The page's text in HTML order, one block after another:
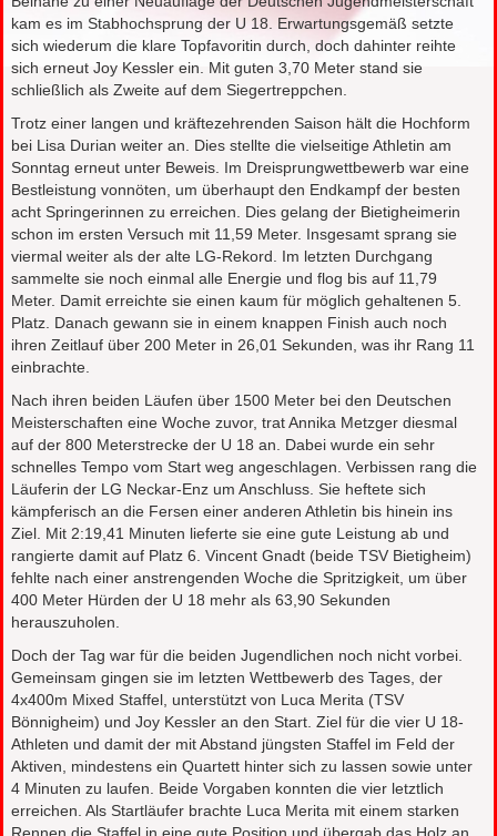
kam es im Stabhochsprung der U 18. Erwartungsgemäß setzte
sich wiederum die klare Topfavoritin durch, doch dahinter reihte
sich erneut Joy Kessler ein. Mit guten 3,70 Meter stand sie
schließlich als Zweite auf dem Siegertreppchen.
Trotz einer langen und kräftezehrenden Saison hält die Hochform
bei Lisa Durian weiter an. Dies stellte die vielseitige Athletin am
Sonntag erneut unter Beweis. Im Dreisprungwettbewerb war eine
Bestleistung vonnöten, um überhaupt den Endkampf der besten
acht Springerinnen zu erreichen. Dies gelang der Bietigheimerin
schon im ersten Versuch mit 11,59 Meter. Insgesamt sprang sie
viermal weiter als der alte LG-Rekord. Im letzten Durchgang
sammelte sie noch einmal alle Energie und flog bis auf 11,79
Meter. Damit erreichte sie einen kaum für möglich gehaltenen 5.
Platz. Danach gewann sie in einem knappen Finish auch noch
ihren Zeitlauf über 200 Meter in 26,01 Sekunden, was ihr Rang 11
einbrachte.
Nach ihren beiden Läufen über 1500 Meter bei den Deutschen
Meisterschaften eine Woche zuvor, trat Annika Metzger diesmal
auf der 800 Meterstrecke der U 18 an. Dabei wurde ein sehr
schnelles Tempo vom Start weg angeschlagen. Verbissen rang die
Läuferin der LG Neckar-Enz um Anschluss. Sie heftete sich
kämpferisch an die Fersen einer anderen Athletin bis hinein ins
Ziel. Mit 2:19,41 Minuten lieferte sie eine gute Leistung ab und
rangierte damit auf Platz 6. Vincent Gnadt (beide TSV Bietigheim)
fehlte nach einer anstrengenden Woche die Spritzigkeit, um über
400 Meter Hürden der U 18 mehr als 63,90 Sekunden
herauszuholen.
Doch der Tag war für die beiden Jugendlichen noch nicht vorbei.
Gemeinsam gingen sie im letzten Wettbewerb des Tages, der
4x400m Mixed Staffel, unterstützt von Luca Merita (TSV
Bönnigheim) und Joy Kessler an den Start. Ziel für die vier U 18-
Athleten und damit der mit Abstand jüngsten Staffel im Feld der
Aktiven, mindestens ein Quartett hinter sich zu lassen sowie unter
4 Minuten zu laufen. Beide Vorgaben konnten die vier letztlich
erreichen. Als Startläufer brachte Luca Merita mit einem starken